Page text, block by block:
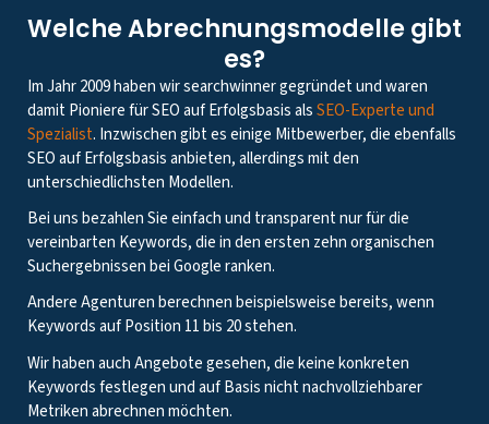
Welche Abrechnungsmodelle gibt
es?
Im Jahr 2009 haben wir searchwinner gegründet und waren
damit Pioniere für SEO auf Erfolgsbasis alsSEO-Experte und
Spezialist. Inzwischen gibt es einige Mitbewerber, die ebenfalls
SEO auf Erfolgsbasis anbieten, allerdings mit den
unterschiedlichsten Modellen.
Bei uns bezahlen Sie einfach und transparent nur für die
vereinbarten Keywords, die in den ersten zehn organischen
Suchergebnissen bei Google ranken.
Andere Agenturen berechnen beispielsweise bereits, wenn
Keywords auf Position 11 bis 20 stehen.
Wir haben auch Angebote gesehen, die keine konkreten
Keywords festlegen und auf Basis nicht nachvollziehbarer
Metriken abrechnen möchten.